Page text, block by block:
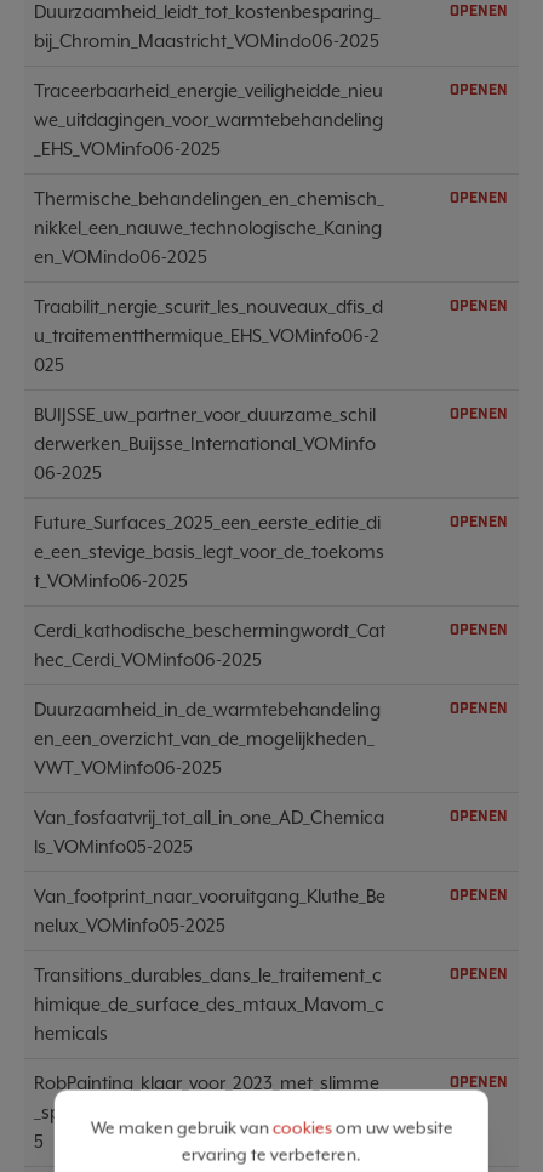
Duurzaamheid_leidt_tot_kostenbesparing_
bij_Chromin_Maastricht_VOMindo06-2025
OPENEN
Traceerbaarheid_energie_veiligheidde_nieu
we_uitdagingen_voor_warmtebehandeling
_EHS_VOMinfo06-2025
OPENEN
Thermische_behandelingen_en_chemisch_
nikkel_een_nauwe_technologische_Kaning
en_VOMindo06-2025
OPENEN
Traabilit_nergie_scurit_les_nouveaux_dfis_d
u_traitementthermique_EHS_VOMinfo06-2
025
OPENEN
BUIJSSE_uw_partner_voor_duurzame_schil
derwerken_Buijsse_International_VOMinfo
06-2025
OPENEN
Future_Surfaces_2025_een_eerste_editie_di
e_een_stevige_basis_legt_voor_de_toekoms
t_VOMinfo06-2025
OPENEN
Cerdi_kathodische_beschermingwordt_Cat
hec_Cerdi_VOMinfo06-2025
OPENEN
Duurzaamheid_in_de_warmtebehandeling
en_een_overzicht_van_de_mogelijkheden_
VWT_VOMinfo06-2025
OPENEN
Van_fosfaatvrij_tot_all_in_one_AD_Chemica
ls_VOMinfo05-2025
OPENEN
Van_footprint_naar_vooruitgang_Kluthe_Be
nelux_VOMinfo05-2025
OPENEN
Transitions_durables_dans_le_traitement_c
himique_de_surface_des_mtaux_Mavom_c
hemicals
OPENEN
RobPainting_klaar_voor_2023_met_slimme
_spuitrobots_RobPainting_VOMinfo05-202
5
OPENEN
We maken gebruik vancookiesom uw website
ervaring te verbeteren.